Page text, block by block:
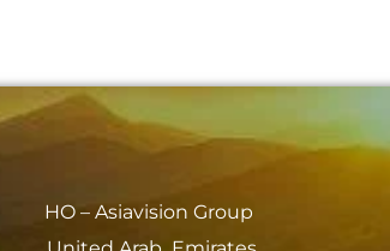
HO – Asiavision Group